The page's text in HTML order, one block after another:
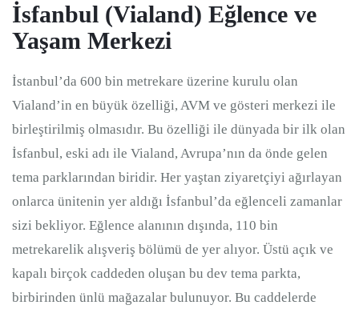
İsfanbul (Vialand) Eğlence ve
Yaşam Merkezi
İstanbul’da 600 bin metrekare üzerine kurulu olan
Vialand’in en büyük özelliği, AVM ve gösteri merkezi ile
birleştirilmiş olmasıdır. Bu özelliği ile dünyada bir ilk olan
İsfanbul, eski adı ile Vialand, Avrupa’nın da önde gelen
tema parklarından biridir. Her yaştan ziyaretçiyi ağırlayan
onlarca ünitenin yer aldığı İsfanbul’da eğlenceli zamanlar
sizi bekliyor. Eğlence alanının dışında, 110 bin
metrekarelik alışveriş bölümü de yer alıyor. Üstü açık ve
kapalı birçok caddeden oluşan bu dev tema parkta,
birbirinden ünlü mağazalar bulunuyor. Bu caddelerde